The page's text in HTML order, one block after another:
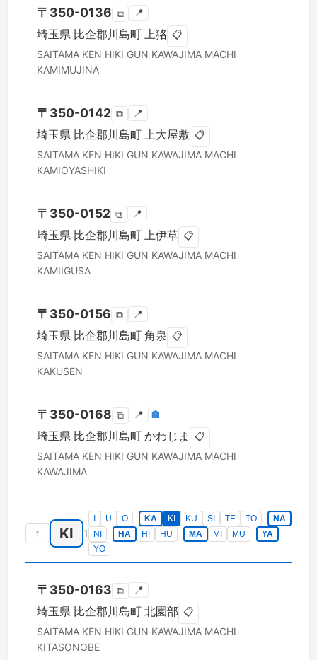
〒 350-0136 ⧉ 📍
埼玉県 比企郡川島町 上狢 📋
SAITAMA KEN HIKI GUN KAWAJIMA MACHI
KAMIMUJINA
〒 350-0142 ⧉ 📍
埼玉県 比企郡川島町 上大屋敷 📋
SAITAMA KEN HIKI GUN KAWAJIMA MACHI
KAMIOYASHIKI
〒 350-0152 ⧉ 📍
埼玉県 比企郡川島町 上伊草 📋
SAITAMA KEN HIKI GUN KAWAJIMA MACHI
KAMIIGUSA
〒 350-0156 ⧉ 📍
埼玉県 比企郡川島町 角泉 📋
SAITAMA KEN HIKI GUN KAWAJIMA MACHI
KAKUSEN
〒 350-0168 ⧉ 📍 🏣
埼玉県 比企郡川島町 かわじま 📋
SAITAMA KEN HIKI GUN KAWAJIMA MACHI
KAWAJIMA
↑ KI 1
U O KA KI KU SI TE TO
NA
NI
HA HI HU MA MI MU
YA
YO
〒 350-0163 ⧉ 📍
埼玉県 比企郡川島町 北園部 📋
SAITAMA KEN HIKI GUN KAWAJIMA MACHI
KITASONOBE